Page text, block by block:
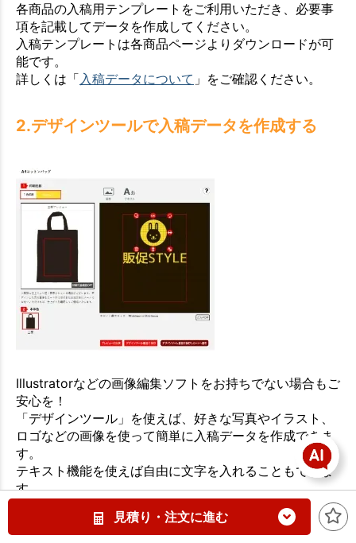
見積り・注文に進む
各商品の入稿用テンプレートをご利用いただき、必要事
項を記載してデータを作成してください。
入稿テンプレートは各商品ページよりダウンロードが可
能です。
詳しくは「入稿データについて 」をご確認ください。
2.デザインツールで入稿データを作成する
Illustratorなどの画像編集ソフトをお持ちでない場合もご
安心を！
「デザインツール」を使えば、好きな写真やイラスト、
ロゴなどの画像を使って簡単に入稿データを作成できま
す。
テキスト機能を使えば自由に文字を入れることもできま
す。
」をご確認ください。